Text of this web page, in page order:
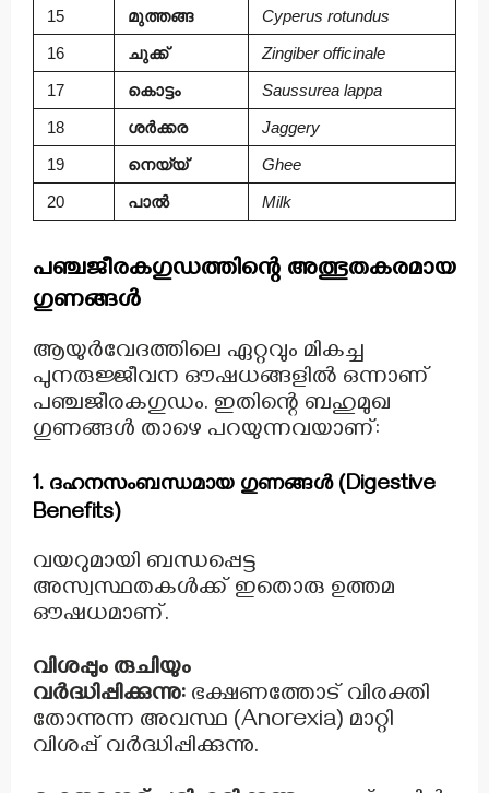
15
മുത്തങ്ങ
Cyperus rotundus
16
ചുക്ക്
Zingiber officinale
17
കൊട്ടം
Saussurea lappa
18
ശർക്കര
Jaggery
19
നെയ്യ്
Ghee
20
പാൽ Milk
പഞ്ചജീരകഗുഡത്തിന്റെ അത്ഭുതകരമായ
ഗുണങ്ങൾ
ആയുർവേദത്തിലെ ഏറ്റവും മികച്ച
പുനരുജ്ജീവന ഔഷധങ്ങളിൽ ഒന്നാണ്
പഞ്ചജീരകഗുഡം. ഇതിന്റെ ബഹുമുഖ
ഗുണങ്ങൾ താഴെ പറയുന്നവയാണ്:
1. ദഹനസംബന്ധമായ ഗുണങ്ങൾ (Digestive
Benefits)
വയറുമായി ബന്ധപ്പെട്ട
അസ്വസ്ഥതകൾക്ക് ഇതൊരു ഉത്തമ
ഔഷധമാണ്.
വിശപ്പും രുചിയും
വർദ്ധിപ്പിക്കുന്നു: ഭക്ഷണത്തോട് വിരക്തി
തോന്നുന്ന അവസ്ഥ (Anorexia) മാറ്റി
വിശപ്പ് വർദ്ധിപ്പിക്കുന്നു.